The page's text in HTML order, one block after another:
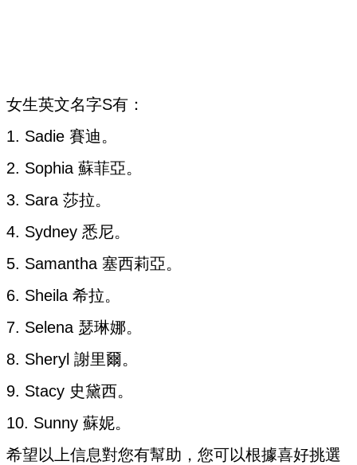
女生英文名字S有：
1. Sadie 賽迪。
2. Sophia 蘇菲亞。
3. Sara 莎拉。
4. Sydney 悉尼。
5. Samantha 塞西莉亞。
6. Sheila 希拉。
7. Selena 瑟琳娜。
8. Sheryl 謝里爾。
9. Stacy 史黛西。
10. Sunny 蘇妮。
希望以上信息對您有幫助，您可以根據喜好挑選